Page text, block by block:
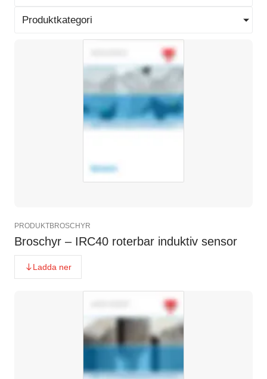
Produktkategori
PRODUKTBROSCHYR
Broschyr – IRC40 roterbar induktiv sensor
Ladda ner